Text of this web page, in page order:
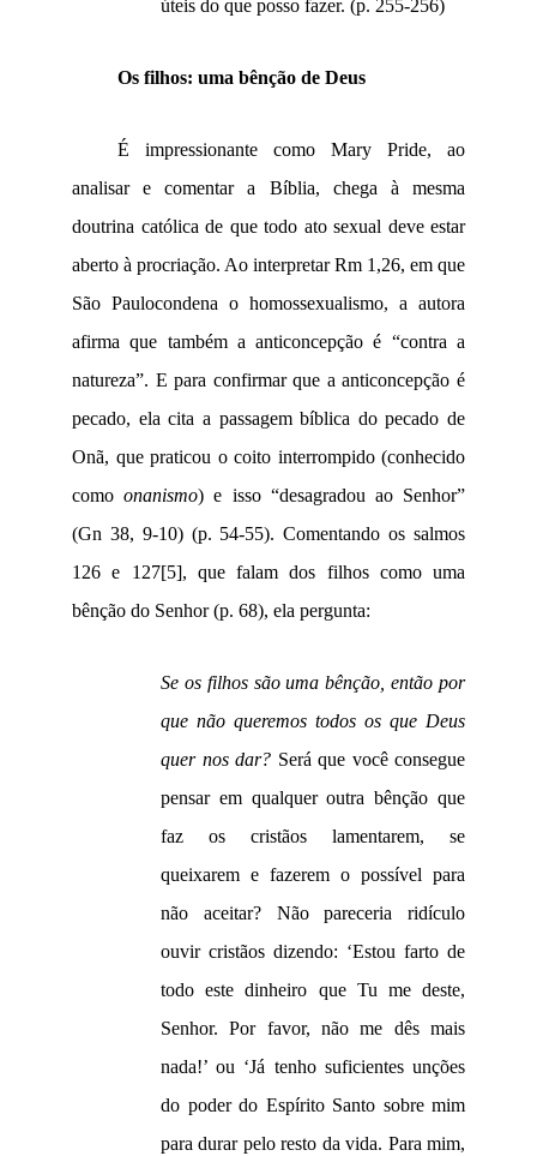
úteis do que posso fazer. (p. 255-256)
Os filhos: uma bênção de Deus
É impressionante como Mary Pride, ao
analisar e comentar a Bíblia, chega à mesma
doutrina católica de que todo ato sexual deve estar
aberto à procriação. Ao interpretar Rm 1,26, em que
São Paulocondena o homossexualismo, a autora
afirma que também a anticoncepção é “contra a
natureza”. E para confirmar que a anticoncepção é
pecado, ela cita a passagem bíblica do pecado de
Onã, que praticou o coito interrompido (conhecido
comoonanismo) e isso “desagradou ao Senhor”
(Gn 38, 9-10) (p. 54-55). Comentando os salmos
126 e 127[5], que falam dos filhos como uma
bênção do Senhor (p. 68), ela pergunta:
Se os filhos são uma bênção, então por
que não queremos todos os que Deus
quer nos dar? Será que você consegue
pensar em qualquer outra bênção que
faz os cristãos lamentarem, se
queixarem e fazerem o possível para
não aceitar? Não pareceria ridículo
ouvir cristãos dizendo: ‘Estou farto de
todo este dinheiro que Tu me deste,
Senhor. Por favor, não me dês mais
nada!’ ou ‘Já tenho suficientes unções
do poder do Espírito Santo sobre mim
para durar pelo resto da vida. Para mim,